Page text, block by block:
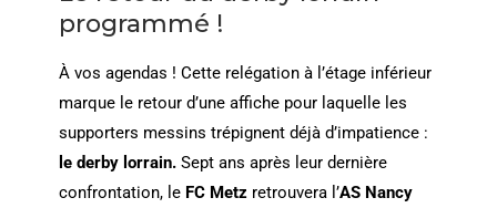
programmé !
À vos agendas ! Cette relégation à l’étage inférieur
marque le retour d’une affiche pour laquelle les
supporters messins trépignent déjà d’impatience :
le derby lorrain.Sept ans après leur dernière
confrontation, le FC Metzretrouvera l’AS Nancy